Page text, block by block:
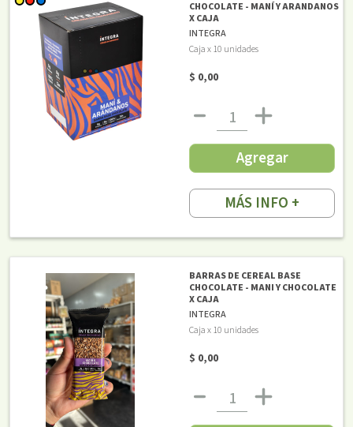
CHOCOLATE - MANÍ Y ARANDANOS
X CAJA
INTEGRA
Caja x 10 unidades
$ 0,00
Agregar
MÁS INFO +
BARRAS DE CEREAL BASE
CHOCOLATE - MANI Y CHOCOLATE
X CAJA
INTEGRA
Caja x 10 unidades
$ 0,00